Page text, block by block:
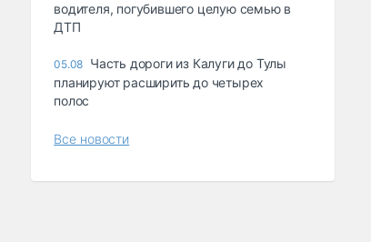
водителя, погубившего целую семью в
ДТП
05.08 Часть дороги из Калуги до Тулы
планируют расширить до четырех
полос
Все новости